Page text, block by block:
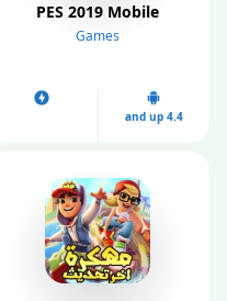
PES 2019 Mobile
Games
4.4 and up